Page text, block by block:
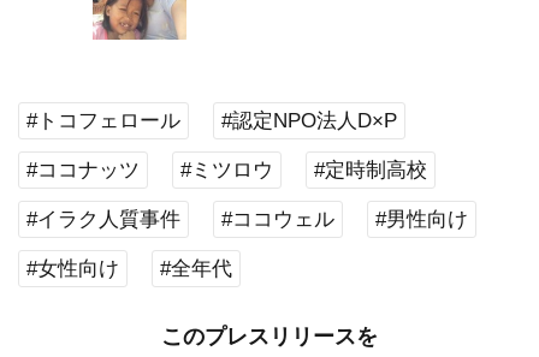
#トコフェロール #認定NPO法人D×P
#ココナッツ #ミツロウ #定時制高校
#イラク人質事件 #ココウェル #男性向け
#女性向け #全年代
このプレスリリースを